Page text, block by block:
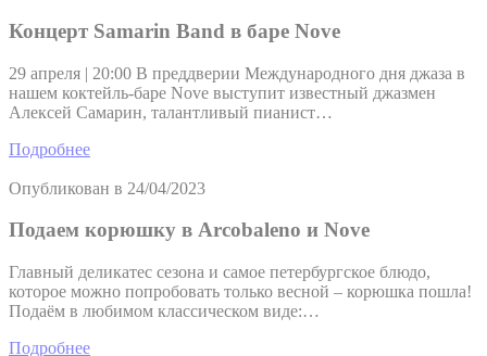
Концерт Samarin Band в баре Nove
29 апреля | 20:00 В преддверии Международного дня джаза в
нашем коктейль-баре Nove выступит известный джазмен
Алексей Самарин, талантливый пианист…
Подробнее
Опубликован в 24/04/2023
Подаем корюшку в Arcobaleno и Nove
Главный деликатес сезона и самое петербургское блюдо,
которое можно попробовать только весной – корюшка пошла!
Подаём в любимом классическом виде:…
Подробнее